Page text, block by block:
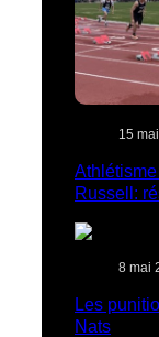
15
Russell:
8 mai
Les
Nats